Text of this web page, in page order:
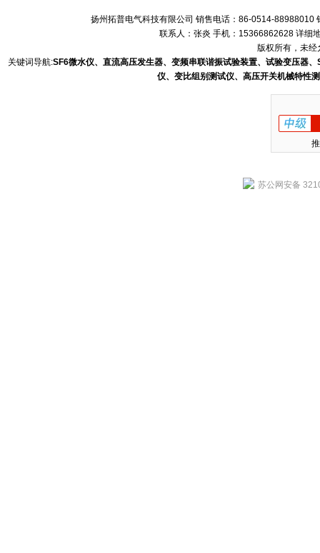
扬州拓普电气科技有限公司 销售电话：86-0514-88988010
联系人：张炎 手机：15366862628 详细
版权所有，未
关键词导航:SF6微水仪、直流高压发生器、变频串联谐振试验装置、试验变压器
仪、变比组别测试仪、高压开关机械特性
苏公网安备